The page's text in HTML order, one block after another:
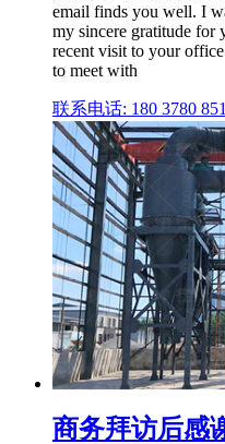
email finds you well. I
my sincere gratitude for
recent visit to your
to meet with
联系电话: 180 3780
商务拜访后感